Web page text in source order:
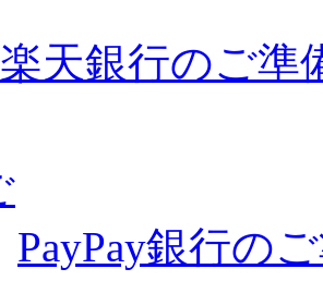
楽天銀行のご準
PayPay銀行の